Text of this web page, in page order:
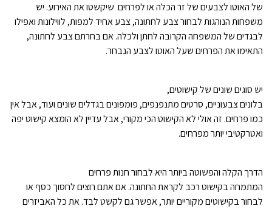
של האוטו לצבעים של זר הכלה או לפרחים שיקשטו את האירוע. יש
משפחות הנוהגות לבחור צבע לחתונה, צבע אחיד למפות, לווילונות ואפילו
לבגדים של המשפחה הקרובה לחתן ולכלה. אם בחרתם צבע לחתונה,
התאימו את הפרחים שעל האוטו לצבע הנבחר.
יש סוגים שונים של קישוטים,
בלונים צבעוניים, סרטים מתנפנפים, פומפונים בגדלים שונים ועוד, אבל אין
כמו פרחים. זה אולי לא הקישוט הכי מקורי, אבל עדיין לא הומצא קישוט יפה
ואטרקטיבי יותר מפרחים.
הדרך הקלה והפשוטה ביותר היא לבחור חנות פרחים
המתמחה בקישוט רכב לקראת החתונה. אם אתם רוצים לחסוך כסף או
לבחור בקישוטים מקוריים יותר, אפשר גם לקשט לבד. את כל האביזרים